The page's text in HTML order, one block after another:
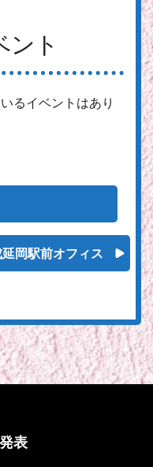
ント
るイベントはあり
岡駅前オフィス
表